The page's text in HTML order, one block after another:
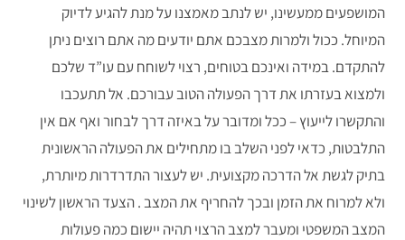
המושפעים ממעשינו, יש לנתב מאמצנו על מנת להגיע לדיוק
המיוחל. ככול ולמרות מצבכם אתם יודעים מה אתם רוצים ניתן
להתקדם. במידה ואינכם בטוחים, רצוי לשוחח עם עו”ד שלכם
ולמצוא בעזרתו את דרך הפעולה הטוב עבורכם. אל תתעכבו
והתקשרו לייעוץ – ככל ומדובר על באיזה דרך לבחור ואף אם אין
התלבטות, כדאי לפני השלב בו מתחילים את הפעולה הראשונית
בתיק לגשת אל הדרכה מקצועית. יש לעצור התדרדרות מיותרת,
ולא למרוח את הזמן ובכך להחריף את המצב . הצעד הראשון לשינוי
המצב המשפטי ומעבר למצב הרצוי תהיה יישום כמה פעולות